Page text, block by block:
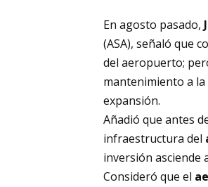
En agosto pasado,
(ASA), señaló que
del aeropuerto;
mantenimiento a
expansión.
Añadió que antes
infraestructura del
inversión asciende
Consideró que el